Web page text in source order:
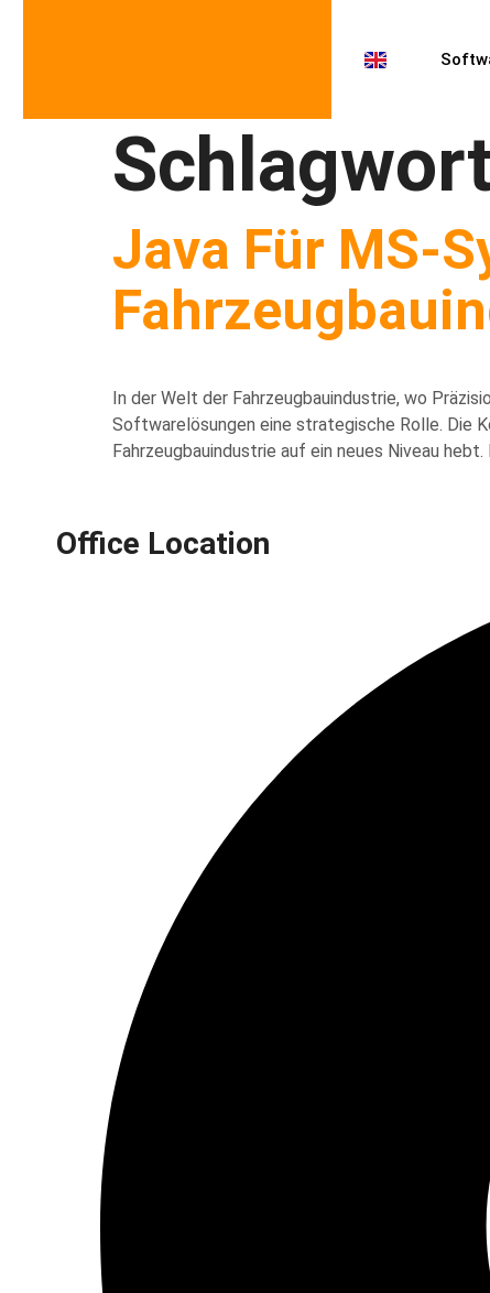
Java Für MS-
In der Welt der Fahrzeugbauindustrie, wo
Softwarelösungen eine strategische Rolle. Die
Fahrzeugbauindustrie auf ein neues Niveau
Office Location